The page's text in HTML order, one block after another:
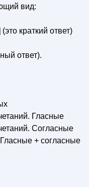
вид:
краткий ответ)
ответ).
Гласные
Согласные
+ согласные